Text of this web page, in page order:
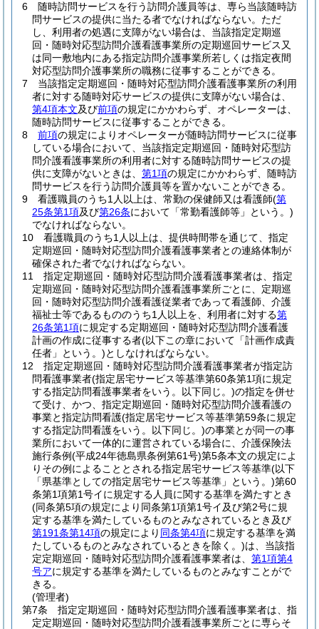
6
随時訪問サービスを行う訪問介護員等は、専ら当該随時訪
問サービスの提供に当たる者でなければならない。 ただ
し、利用者の処遇に支障がない場合は、当該指定定期巡
回・随時対応型訪問介護看護事業所の定期巡回サービス又
は同一敷地内にある指定訪問介護事業所若しくは指定夜間
対応型訪問介護事業所の職務に従事することができる。
7
当該指定定期巡回・随時対応型訪問介護看護事業所の利用
者に対する随時対応サービスの提供に支障がない場合は、
第4項本文及び前項の規定にかかわらず、オペレーターは、
随時訪問サービスに従事することができる。
8
前項の規定によりオペレーターが随時訪問サービスに従事
している場合において、当該指定定期巡回・随時対応型訪
問介護看護事業所の利用者に対する随時訪問サービスの提
供に支障がないときは、 第1項の規定にかかわらず、随時訪
問サービスを行う訪問介護員等を置かないことができる。
9
看護職員のうち1人以上は、常勤の保健師又は看護師(第
25条第1項及び第26条において「常勤看護師等」という。)
でなければならない。
10
看護職員のうち1人以上は、提供時間帯を通じて、指定
定期巡回・随時対応型訪問介護看護事業者との連絡体制が
確保された者でなければならない。
11
指定定期巡回・随時対応型訪問介護看護事業者は、指定
定期巡回・随時対応型訪問介護看護事業所ごとに、定期巡
回・随時対応型訪問介護看護従業者であって看護師、介護
福祉士等であるもののうち1人以上を、利用者に対する第
26条第1項に規定する定期巡回・随時対応型訪問介護看護
計画の作成に従事する者(以下この章において「計画作成責
任者」という。)としなければならない。
12
指定定期巡回・随時対応型訪問介護看護事業者が指定訪
問看護事業者(指定居宅サービス等基準第60条第1項に規定
する指定訪問看護事業者をいう。以下同じ。)の指定を併せ
て受け、かつ、指定定期巡回・随時対応型訪問介護看護の
事業と指定訪問看護(指定居宅サービス等基準第59条に規定
する指定訪問看護をいう。以下同じ。)の事業とが同一の事
業所において一体的に運営されている場合に、介護保険法
施行条例(平成24年徳島県条例第61号)第5条本文の規定によ
りその例によることとされる指定居宅サービス等基準(以下
「県基準としての指定居宅サービス等基準」という。)第60
条第1項第1号イに規定する人員に関する基準を満たすとき
(同条第5項の規定により同条第1項第1号イ及び第2号に規
定する基準を満たしているものとみなされているとき及び
第191条第14項の規定により 同条第4項に規定する基準を満
たしているものとみなされているときを除く。)は、当該指
定定期巡回・随時対応型訪問介護看護事業者は、 第1項第4
号アに規定する基準を満たしているものとみなすことがで
きる。
(管理者)
第7条
指定定期巡回・随時対応型訪問介護看護事業者は、指
定定期巡回・随時対応型訪問介護看護事業所ごとに専らそ